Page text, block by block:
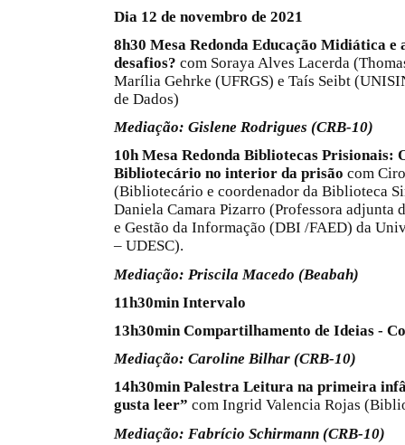
Dia 12 de novembro de 2021
8h30 Mesa Redonda Educação Midiática e
desafios? com Soraya Alves Lacerda
Marília Gehrke (UFRGS) e Taís Seibt
de Dados)
Mediação: Gislene Rodrigues (CRB-10)
10h Mesa Redonda Bibliotecas Prisionais:
Bibliotecário no interior da prisão com
(Bibliotecário e coordenador da Biblioteca
Daniela Camara Pizarro (Professora
e Gestão da Informação (DBI /FAED) da
– UDESC).
Mediação: Priscila Macedo (Beabah)
11h30min Intervalo
13h30min Compartilhamento de Ideias -
Mediação: Caroline Bilhar (CRB-10)
14h30min Palestra Leitura na primeira
gusta leer” com Ingrid Valencia Rojas
Mediação: Fabrício Schirmann (CRB-10)